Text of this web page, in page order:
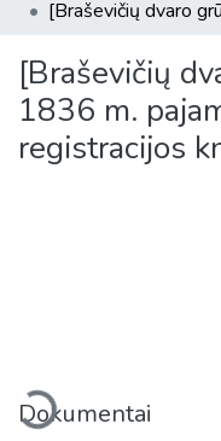
[Braševičių
1836 m.
registracijos
Dokumentai